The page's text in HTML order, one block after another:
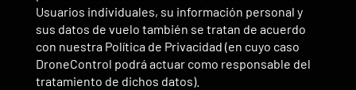
Usuarios individuales, su información personal y
sus datos de vuelo también se tratan de acuerdo
con nuestra Política de Privacidad (en cuyo caso
DroneControl podrá actuar como responsable del
tratamiento de dichos datos).